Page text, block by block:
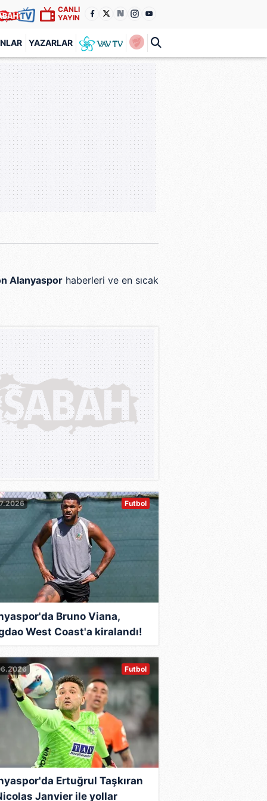
CANLI
YAYIN
YAZARLAR
Alanyaspor haberleri ve en sıcak
Futbol
Bruno Viana,
West Coast'a kiralandı!
Futbol
Ertuğrul Taşkıran
Janvier ile yollar